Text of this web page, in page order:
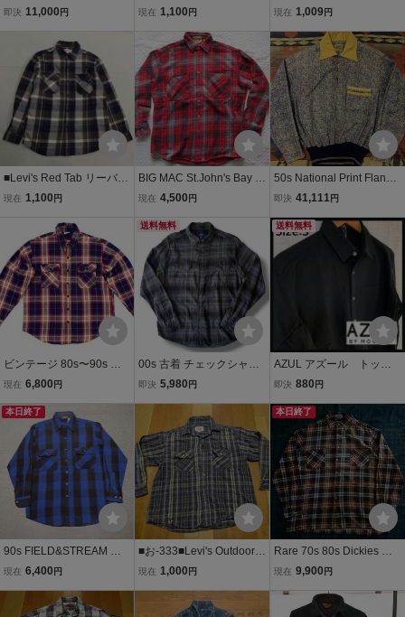
ック ネルシャツ L ALASK
即決 11,000 円
イス レッドタブ チェック
カジュアル ロゴ トップス
レッド L メンズ
現在 1,100 円
ALASKA リーバイス アラ
ツ チェックシャツ ヴィン
テージ ビンテージ メンズ
L
現在 1,009 円
■Levi's Red Tab リーバイ
ス レッドタブ フランネル
ップス コットン ブラウン
ネイビー L メンズ チェッ
ク
現在 1,100 円
BIG MAC St.John's Bay ビ
ッグマック セントジョン
イズ表記LT ポルトガル製
ヘビーネル
現在 4,500 円
50s National Print Flannel
Pull Over Shirts 総柄 ヴィ
ー ロカビリー L シャツ ネ
ルシャツ プリントネル
即決 41,111 円
ビンテージ 80s〜90s Ｕ
ＳＡ製 プレンティス Pren
シャツ ネルシャツ ヘビネ
現在 6,800 円
送料無料
00s 古着 チェックシャツ
ネルシャツ M グレー ブラ
即決 5,980 円
送料無料
AZUL アズール トップ
ス ネルシャツ バック刺繍
即決 880 円
本日終了
90s FIELD&STREAM ブ
ロックチェック バッファ
ネル シャツ フェード 青
現在 6,400 円
■お-333■Levi's Outdoor A
LASKA SHIRTS MADE I
ャツネルシャツ サイズ
現在 1,000 円
本日終了
Rare 70s 80s Dickies プ
リントネル ボックス シャ
ツ マチ付き マチネル オン
現在 9,900 円